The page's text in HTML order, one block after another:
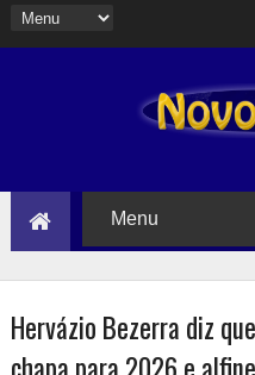
Hervázio Bezerra diz